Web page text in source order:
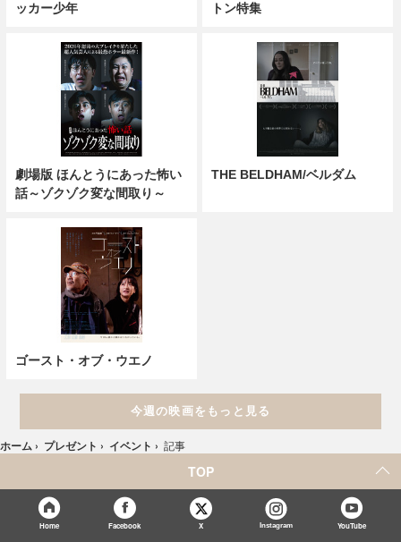
ッカー少年
トン特集
劇場版 ほんとうにあった怖い
話～ゾクゾク変な間取り～
THE BELDHAM/ベルダム
ゴースト・オブ・ウエノ
今週の映画をもっと見る
ホーム › プレゼント › イベント › 記事
TOP
Home Facebook X Instagram YouTube